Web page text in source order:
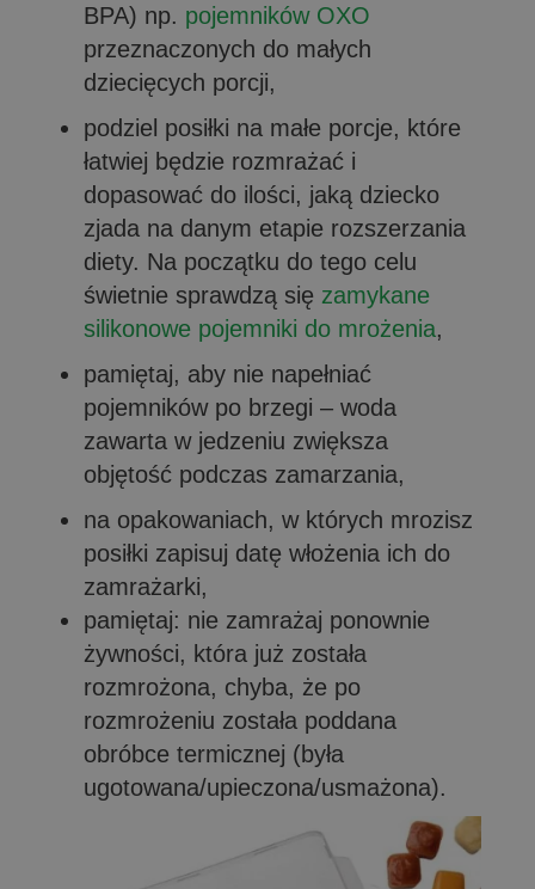
BPA) np. pojemników OXO
przeznaczonych do małych
dziecięcych porcji,
podziel posiłki na małe porcje, które
łatwiej będzie rozmrażać i
dopasować do ilości, jaką dziecko
zjada na danym etapie rozszerzania
diety. Na początku do tego celu
świetnie sprawdzą się zamykane
silikonowe pojemniki do mrożenia,
pamiętaj, aby nie napełniać
pojemników po brzegi – woda
zawarta w jedzeniu zwiększa
objętość podczas zamarzania,
na opakowaniach, w których mrozisz
posiłki zapisuj datę włożenia ich do
zamrażarki,
pamiętaj: nie zamrażaj ponownie
żywności, która już została
rozmrożona, chyba, że po
rozmrożeniu została poddana
obróbce termicznej (była
ugotowana/upieczona/usmażona).